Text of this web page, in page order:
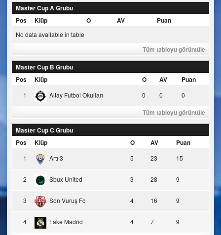
Master Cup A Grubu
Pos
Klüp O AV Puan
No data available in table
Tüm tabloyu görüntüle
Master Cup B Grubu
Pos
Klüp O AV Puan
1 Altay Futbol Okulları 0 0 0
Tüm tabloyu görüntüle
Master Cup C Grubu
Pos
Klüp O AV Puan
1 Artı 3 5 23 15
2 Sbux United 3 28 9
3 Son Vuruş Fc 4 16 9
4 Fake Madrid 4 7 9